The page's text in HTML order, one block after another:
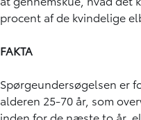
procent af de kvindelige
FAKTA
Spørgeundersøgelsen er
alderen 25-70 år, som